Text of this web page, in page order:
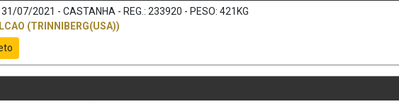
31/07/2021 - CASTANHA - REG.: 233920 - PESO: 421KG
(TRINNIBERG(USA))